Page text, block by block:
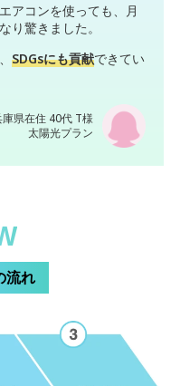
アコンを使っても、月
り驚きました。
SDGsにも貢献できてい
庫県在住 40代 T様
太陽光プラン
流れ